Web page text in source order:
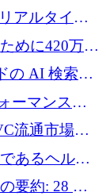
アルタイム
めに 400 万
めに420万ポ
の AI 検索最
ために 600
ーマンスプ
れまでに720
流通市場の
万ユーロの
あるヘルシ
億ドルのシリ
要約: 28 億